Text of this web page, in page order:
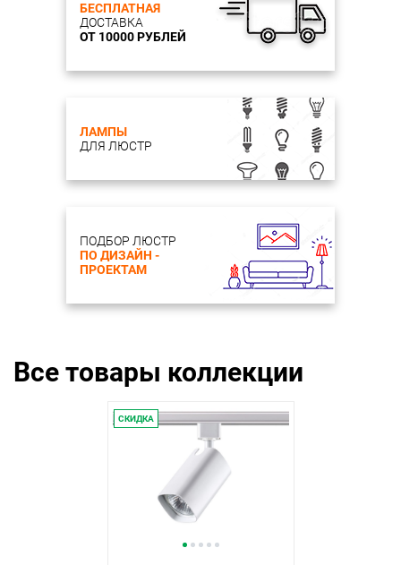
БЕСПЛАТНАЯ
ДОСТАВКА
ОТ 10000 РУБЛЕЙ
ЛАМПЫ
ДЛЯ ЛЮСТР
ПОДБОР ЛЮСТР
ПО ДИЗАЙН -
ПРОЕКТАМ
Все товары коллекции
СКИДКА